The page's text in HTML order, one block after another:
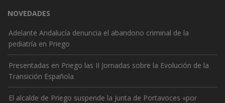
NOVEDADES
Adelante Andalucía denuncia el abandono criminal de la
pediatría en Priego
Presentadas en Priego las II Jornadas sobre la Evolución de la
Transición Española
El alcalde de Priego suspende la Junta de Portavoces «por